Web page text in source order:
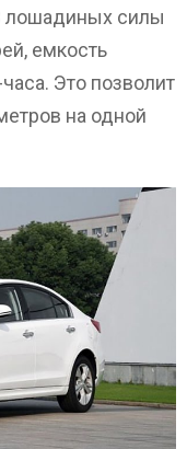
лошадиных силы
емкость
Это позволит
на одной